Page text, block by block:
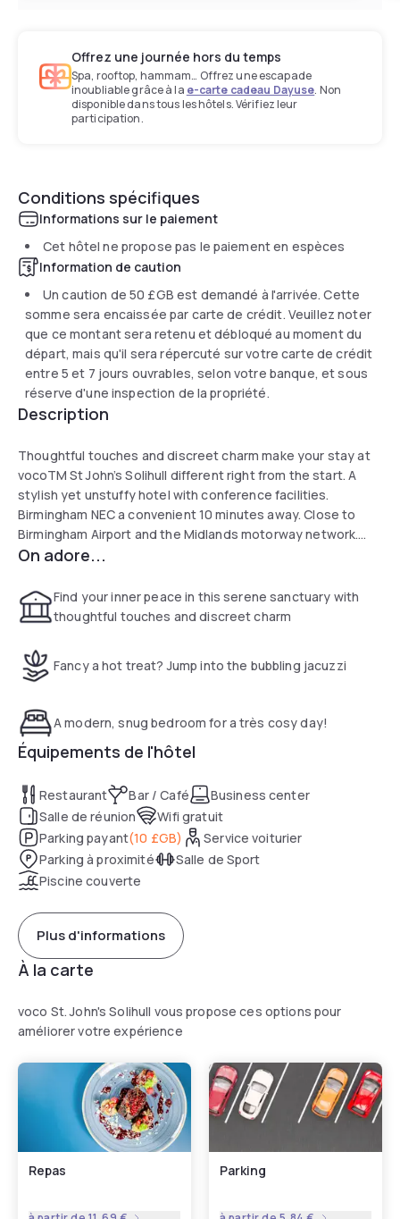
Offrez une journée hors du temps
Spa, rooftop, hammam… Offrez une escapade
inoubliable grâce à la e-carte cadeau Dayuse. Non
disponible dans tous les hôtels. Vérifiez leur
participation.
Conditions spécifiques
Informations sur le paiement
Cet hôtel ne propose pas le paiement en espèces
Information de caution
Un caution de 50 £GB est demandé à l'arrivée. Cette
somme sera encaissée par carte de crédit. Veuillez noter
que ce montant sera retenu et débloqué au moment du
départ, mais qu'il sera répercuté sur votre carte de crédit
entre 5 et 7 jours ouvrables, selon votre banque, et sous
réserve d'une inspection de la propriété.
Description
Thoughtful touches and discreet charm make your stay at
vocoTM St John’s Solihull different right from the start. A
stylish yet unstuffy hotel with conference facilities.
Birmingham NEC a convenient 10 minutes away. Close to
Birmingham Airport and the Midlands motorway network.
With 13 flexible events spaces and dedicated staff, we can
wedding. Here to relax? Dive into the pool. Steam in the
sauna, get a massage or hit the treadmill in the health club.
nightcap in the bar.
On adore...
Find your inner peace in this serene sanctuary with
thoughtful touches and discreet charm
Fancy a hot treat? Jump into the bubbling jacuzzi
A modern, snug bedroom for a très cosy day!
Équipements de l'hôtel
Restaurant Bar / Café
Business center
Salle de réunion
Wifi gratuit
Parking payant(10 £GB)
Service voiturier
Parking à proximité
Salle de Sport
Piscine couverte
Plus d'informations
À la carte
voco St. John's Solihull vous propose ces options pour
améliorer votre expérience
Repas Parking